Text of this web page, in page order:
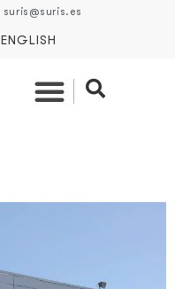
suris@suris.es
ENGLISH